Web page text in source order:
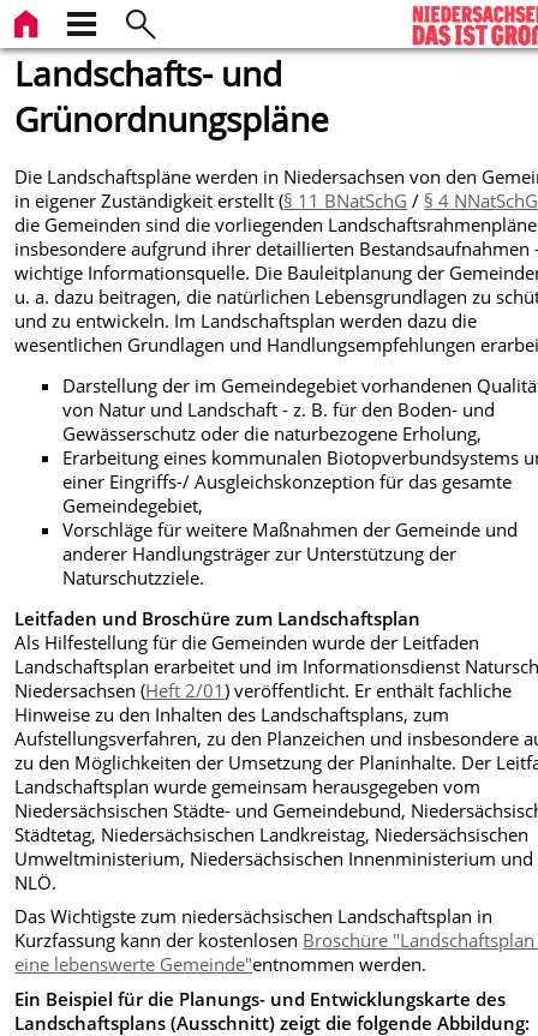
Landschafts- und
Grünordnungspläne
Die Landschaftspläne werden in Niedersachsen von den
in eigener Zuständigkeit erstellt (§ 11 BNatSchG / § 4 NNatSchG
die Gemeinden sind die vorliegenden
insbesondere aufgrund ihrer detaillierten Bestandsaufnahmen
wichtige Informationsquelle. Die Bauleitplanung der
u. a. dazu beitragen, die natürlichen Lebensgrundlagen zu
und zu entwickeln. Im Landschaftsplan werden dazu die
wesentlichen Grundlagen und Handlungsempfehlungen
Darstellung der im Gemeindegebiet vorhandenen
von Natur und Landschaft - z. B. für den Boden- und
Gewässerschutz oder die naturbezogene Erholung,
Erarbeitung eines kommunalen Biotopverbundsystems
einer Eingriffs-/ Ausgleichskonzeption für das gesamte
Gemeindegebiet,
Vorschläge für weitere Maßnahmen der Gemeinde und
anderer Handlungsträger zur Unterstützung der
Naturschutzziele.
Leitfaden und Broschüre zum Landschaftsplan
Als Hilfestellung für die Gemeinden wurde der Leitfaden
Landschaftsplan erarbeitet und im Informationsdienst
Niedersachsen (Heft 2/01) veröffentlicht. Er enthält fachliche
Hinweise zu den Inhalten des Landschaftsplans, zum
Aufstellungsverfahren, zu den Planzeichen und insbesondere
zu den Möglichkeiten der Umsetzung der Planinhalte. Der
Landschaftsplan wurde gemeinsam herausgegeben vom
Niedersächsischen Städte- und Gemeindebund,
Städtetag, Niedersächsischen Landkreistag, Niedersächsischen
Umweltministerium, Niedersächsischen Innenministerium
NLÖ.
Das Wichtigste zum niedersächsischen Landschaftsplan in
Kurzfassung kann der kostenlosen Broschüre
eine lebenswerte Gemeinde"entnommen werden.
Ein Beispiel für die Planungs- und Entwicklungskarte des
Landschaftsplans (Ausschnitt) zeigt die folgende Abbildung: